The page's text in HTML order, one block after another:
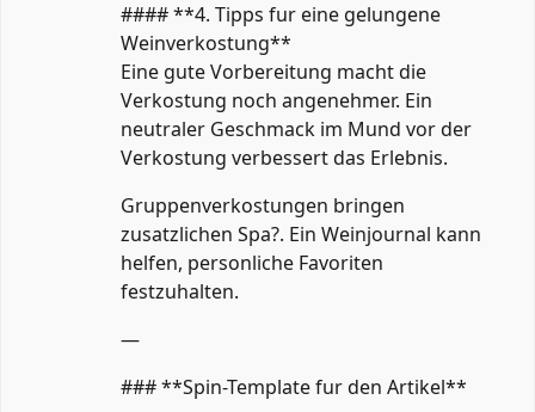
#### **4. Tipps fur eine gelungene
Weinverkostung**
Eine gute Vorbereitung macht die
Verkostung noch angenehmer. Ein
neutraler Geschmack im Mund vor der
Verkostung verbessert das Erlebnis.
Gruppenverkostungen bringen
zusatzlichen Spa?. Ein Weinjournal kann
helfen, personliche Favoriten
festzuhalten.
—
### **Spin-Template fur den Artikel**